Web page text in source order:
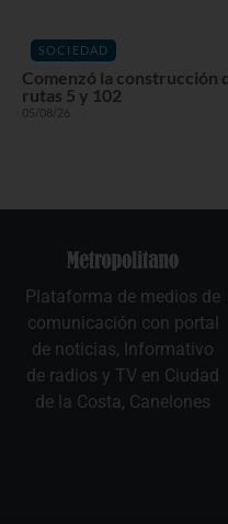
SOCIEDAD
Comenzó la construcción
rutas 5 y 102
05/08/26
Plataforma de medios de
comunicación con portal
de noticias, Informativo
de radios y TV en Ciudad
de la Costa, Canelones